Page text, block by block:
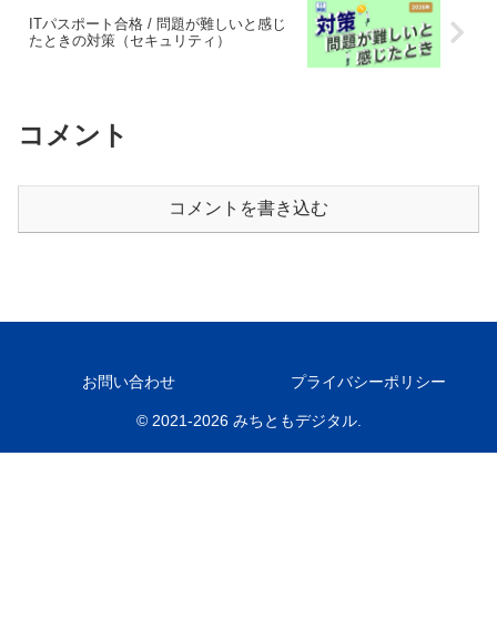
ITパスポート合格 / 問題が難しいと感じ
たときの対策（セキュリティ）
コメント
コメントを書き込む
お問い合わせ プライバシーポリシー
© 2021-2026 みちともデジタル.